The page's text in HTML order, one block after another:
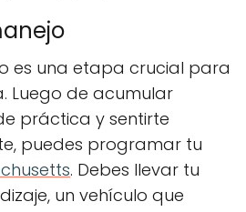
es una etapa crucial para
Luego de acumular
práctica y sentirte
puedes programar tu
. Debes llevar tu
un vehículo que